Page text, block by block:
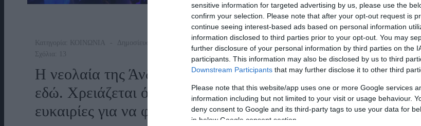
sensitive information for targeted advertising by us, please use the
confirm your selection. Please note that after your opt-out request is
continue seeing interest-based ads based on personal information
information disclosed to third parties prior to your opt-out. You may
further disclosure of your personal information by third parties on the
participants. This information may also be disclosed by us to third
Downstream Participants that may further disclose it to other third
Please note that this website/app uses one or more Google services
information including but not limited to your visit or usage behaviour.
deny consent to Google and its third-party tags to use your data for
in below Google consent section.
Κατηγορία: ΚΟΙΝΩΝΙΑ
Δημοσίευση: 05/08/2026
Σχόλια: 13
Η νεολαία της Άνδρου είναι
εδώ. Χρειάζεται όμως
ευκαιρίες για να φανεί.
ΚΟΙΝΩΝΙΑ
Δημοσίευση: 05/08/2026
Σχόλια: 21
ΡΑΦΗΝΑ – ΘΕΟΥΤΑ
σημειώσατε…
Ραφήνα, 4η Αυγούστου απόγευμα, ώρα 17:15, το πλοίο